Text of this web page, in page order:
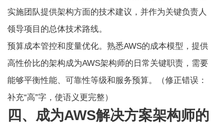
实施团队提供架构方面的技术建议，并作为关键负责人
领导项目的总体技术路线。
预算成本管控和度量优化。熟悉AWS的成本模型，提供
高性价比的架构成为AWS架构师的日常关键职责，需要
能够平衡性能、可靠性等级和服务预算。（修正错误：
补充“高”字，使语义更完整）
四、成为AWS解决方案架构师的